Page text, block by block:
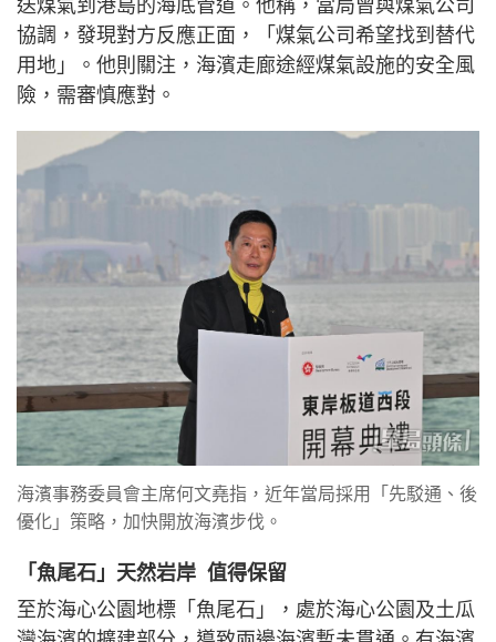
送煤氣到港島的海底管道。他稱，當局曾與煤氣公司
協調，發現對方反應正面，「煤氣公司希望找到替代
用地」。他則關注，海濱走廊途經煤氣設施的安全風
險，需審慎應對。
海濱事務委員會主席何文堯指，近年當局採用「先駁通、後
優化」策略，加快開放海濱步伐。
「魚尾石」天然岩岸 值得保留
至於海心公園地標「魚尾石」，處於海心公園及土瓜